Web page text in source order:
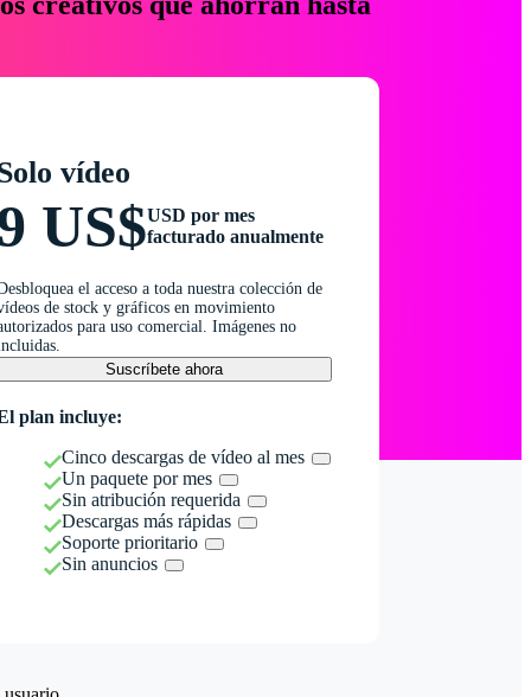
vídeo
US$USD por mes
facturado anualmente
el acceso a toda nuestra colección de
de stock y gráficos en movimiento
para uso comercial. Imágenes no
Suscríbete ahora
plan incluye:
Cinco descargas de vídeo al mes
Un paquete por mes
Sin atribución requerida
Descargas más rápidas
Soporte prioritario
Sin anuncios